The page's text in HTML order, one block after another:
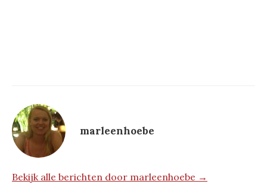
marleenhoebe
Bekijk alle berichten door marleenhoebe →